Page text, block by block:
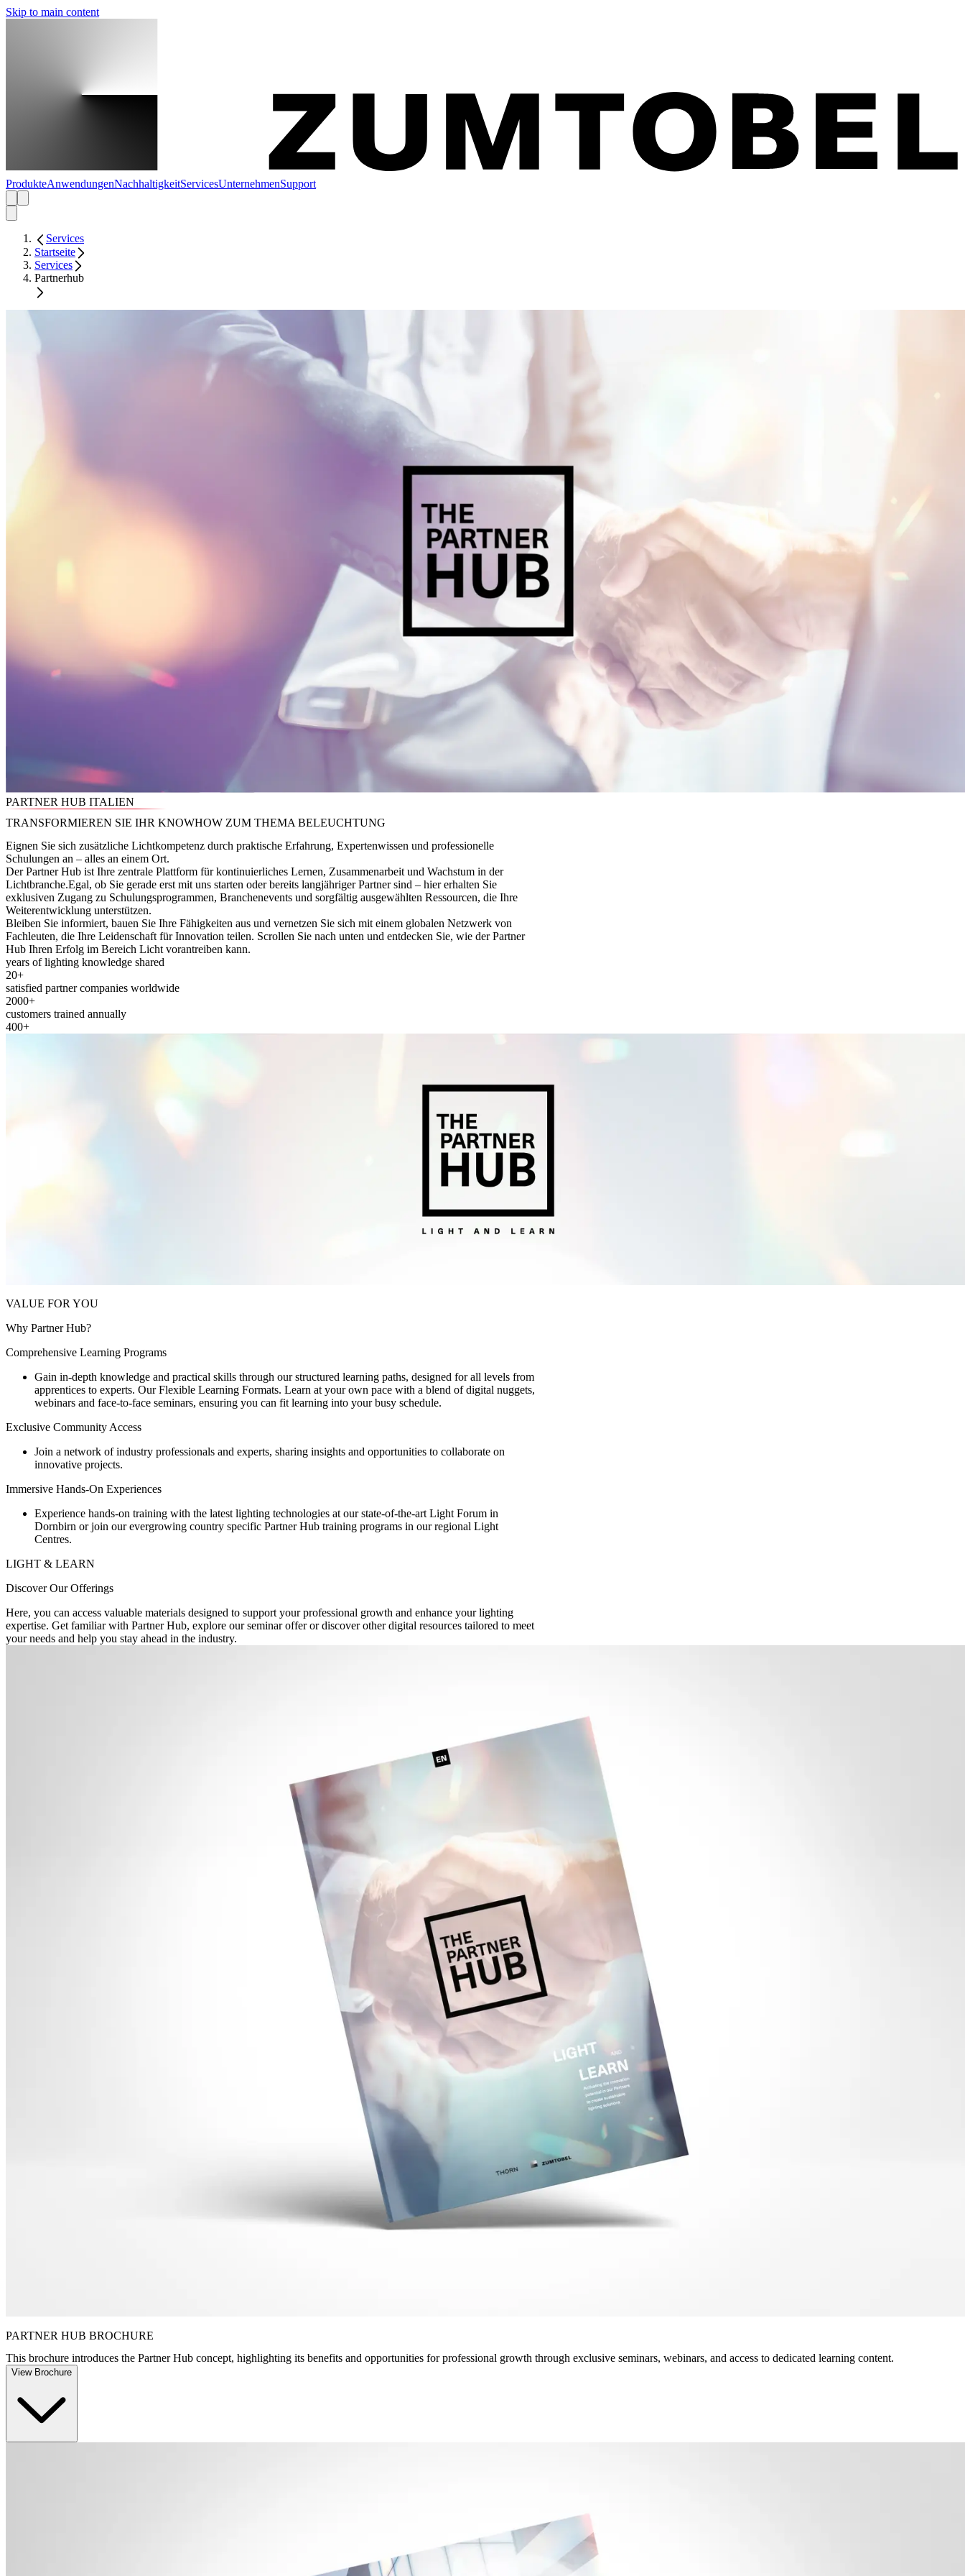
Skip to main content
ProdukteAnwendungenNachhaltigkeitServicesUnternehmenSupport
Services
Startseite
Services
Partnerhub
PARTNER HUB ITALIEN
TRANSFORMIEREN SIE IHR KNOWHOW ZUM THEMA BELEUCHTUNG
Eignen Sie sich zusätzliche Lichtkompetenz durch praktische Erfahrung, Expertenwissen und professionelle
Schulungen an – alles an einem Ort.
Der Partner Hub ist Ihre zentrale Plattform für kontinuierliches Lernen, Zusammenarbeit und Wachstum in der
Lichtbranche.Egal, ob Sie gerade erst mit uns starten oder bereits langjähriger Partner sind – hier erhalten Sie
exklusiven Zugang zu Schulungsprogrammen, Branchenevents und sorgfältig ausgewählten Ressourcen, die Ihre
Weiterentwicklung unterstützen.
Bleiben Sie informiert, bauen Sie Ihre Fähigkeiten aus und vernetzen Sie sich mit einem globalen Netzwerk von
Fachleuten, die Ihre Leidenschaft für Innovation teilen. Scrollen Sie nach unten und entdecken Sie, wie der Partner
Hub Ihren Erfolg im Bereich Licht vorantreiben kann.
years of lighting knowledge shared
20+
satisfied partner companies worldwide
2000+
customers trained annually
400+
VALUE FOR YOU
Why Partner Hub?
Comprehensive Learning Programs
Gain in-depth knowledge and practical skills through our structured learning paths, designed for all levels from
apprentices to experts. Our Flexible Learning Formats. Learn at your own pace with a blend of digital nuggets,
webinars and face-to-face seminars, ensuring you can fit learning into your busy schedule.
Exclusive Community Access
Join a network of industry professionals and experts, sharing insights and opportunities to collaborate on
innovative projects.
Immersive Hands-On Experiences
Experience hands-on training with the latest lighting technologies at our state-of-the-art Light Forum in
Dornbirn or join our evergrowing country specific Partner Hub training programs in our regional Light
Centres.
LIGHT & LEARN
Discover Our Offerings
Here, you can access valuable materials designed to support your professional growth and enhance your lighting
expertise. Get familiar with Partner Hub, explore our seminar offer or discover other digital resources tailored to meet
your needs and help you stay ahead in the industry.
PARTNER HUB BROCHURE
This brochure introduces the Partner Hub concept, highlighting its benefits and opportunities for professional growth through exclusive seminars, webinars, and access to dedicated learning content.
View Brochure